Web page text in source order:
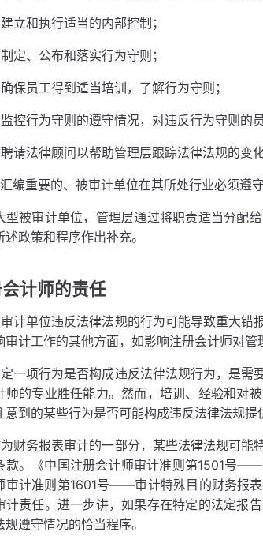
建立和执行适当的内部控制；
制定、公布和落实行为守则；
确保员工得到适当培训，了解行为守则；
监控行为守则的遵守情况，对违反行为守则的
聘请法律顾问以帮助管理层跟踪法律法规的变化
汇编重要的、被审计单位在其所处行业必须遵
型被审计单位，管理层通过将职责适当分配
述政策和程序作出补充。
计师的责任
计单位违反法律法规的行为可能导致重大错
审计工作的其他方面，如影响注册会计师对管
一项行为是否构成违反法律法规行为，是需
师的专业胜任能力。然而，培训、经验和对
意到的某些行为是否可能构成违反法律法规提
财务报表审计的一部分，某些法律法规可能
款。《中国注册会计师审计准则第1501号
审计准则第1601号——审计特殊目的财务报
计责任。进一步讲，如果存在特定的法定报
规遵守情况的恰当程序。